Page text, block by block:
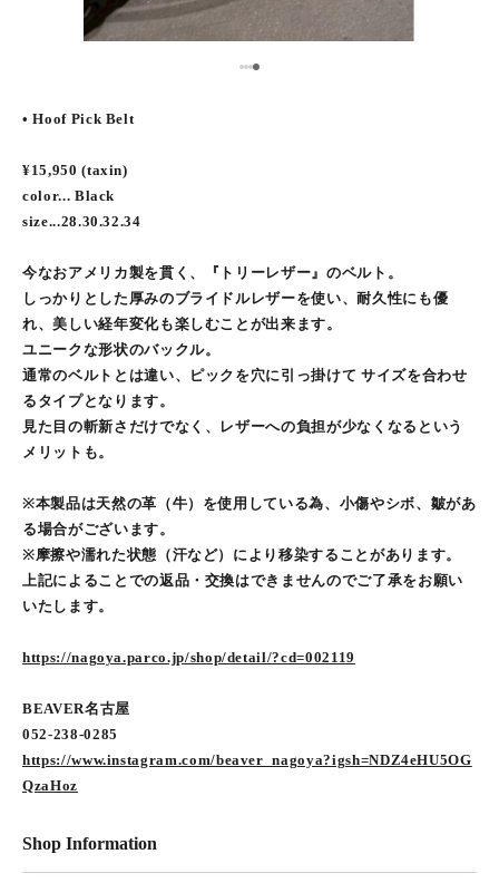
123
• Hoof Pick Belt
¥15,950 (taxin)
color... Black
size...28.30.32.34
今なおアメリカ製を貫く、『トリーレザー』のベルト。
しっかりとした厚みのブライドルレザーを使い、耐久性にも優
れ、美しい経年変化も楽しむことが出来ます。
ユニークな形状のバックル。
通常のベルトとは違い、ピックを穴に引っ掛けて サイズを合わせ
るタイプとなります。
見た目の斬新さだけでなく、レザーへの負担が少なくなるという
メリットも。
※本製品は天然の革（牛）を使用している為、小傷やシボ、皺があ
る場合がございます。
※摩擦や濡れた状態（汗など）により移染することがあります。
上記によることでの返品・交換はできませんのでご了承をお願い
いたします。
https://nagoya.parco.jp/shop/detail/?cd=002119
BEAVER名古屋
052-238-0285
https://www.instagram.com/beaver_nagoya?igsh=NDZ4eHU5OG
QzaHoz
Shop Information